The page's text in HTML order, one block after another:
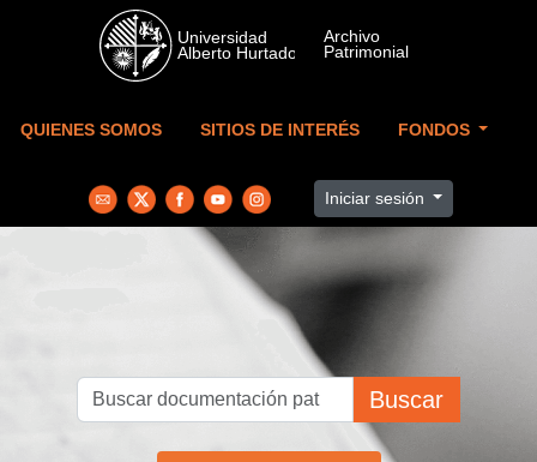
Skip to main content
QUIENES SOMOS SITIOS DE INTERÉS FONDOS
Iniciar sesión
Buscar